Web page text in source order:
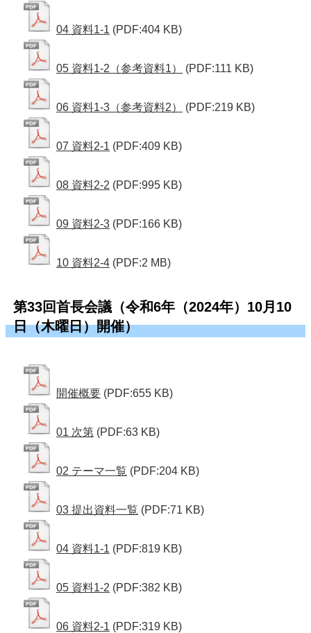
04 資料1-1 (PDF:404 KB)
05 資料1-2（参考資料1） (PDF:111 KB)
06 資料1-3（参考資料2） (PDF:219 KB)
07 資料2-1 (PDF:409 KB)
08 資料2-2 (PDF:995 KB)
09 資料2-3 (PDF:166 KB)
10 資料2-4 (PDF:2 MB)
第33回首長会議（令和6年（2024年）10月10
日（木曜日）開催）
開催概要 (PDF:655 KB)
01 次第 (PDF:63 KB)
02 テーマ一覧 (PDF:204 KB)
03 提出資料一覧 (PDF:71 KB)
04 資料1-1 (PDF:819 KB)
05 資料1-2 (PDF:382 KB)
06 資料2-1 (PDF:319 KB)